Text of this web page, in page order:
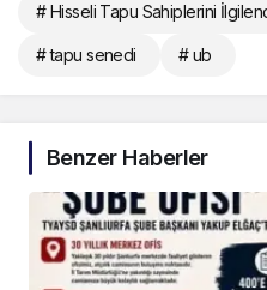
# Hisseli Tapu Sahiplerini
# tapu senedi # ub
Benzer Haberler